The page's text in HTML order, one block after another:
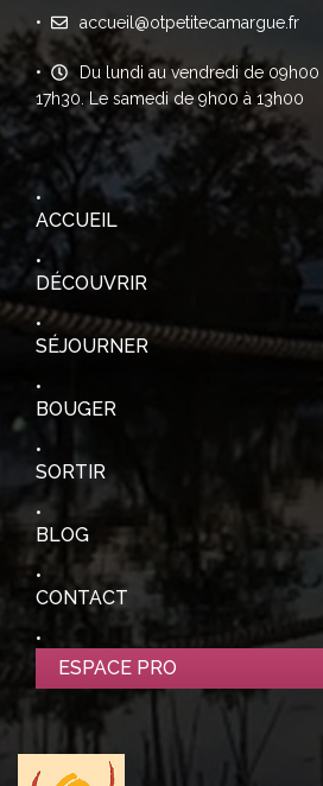
accueil@otpetitecamargue.fr
Du lundi au vendredi de
17h30. Le samedi de 9h00 à 13h00
ACCUEIL
DÉCOUVRIR
SÉJOURNER
BOUGER
SORTIR
BLOG
CONTACT
ESPACE PRO